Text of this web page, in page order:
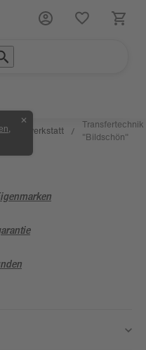
✕
/
Transfertechnik
"Bildschön"